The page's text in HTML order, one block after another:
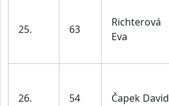
25. 63
Richterová
Eva
26. 54 Čapek David